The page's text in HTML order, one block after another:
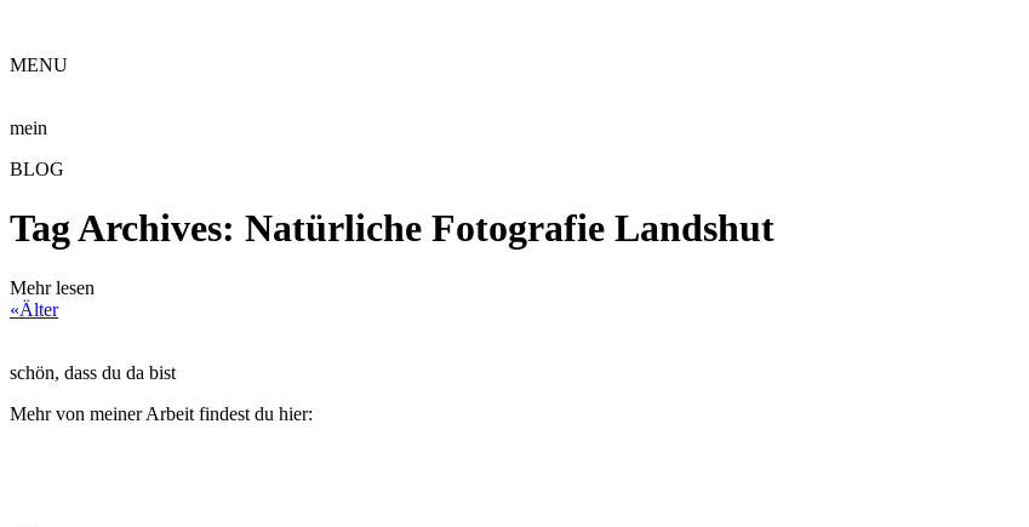
MENU
mein
BLOG
Tag Archives: Natürliche Fotografie Landshut
Mehr lesen
«Älter
schön, dass du da bist
Mehr von meiner Arbeit findest du hier: